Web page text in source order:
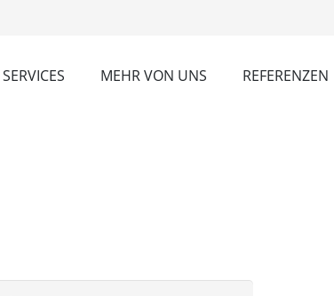
SERVICES MEHR VON UNS REFERENZEN